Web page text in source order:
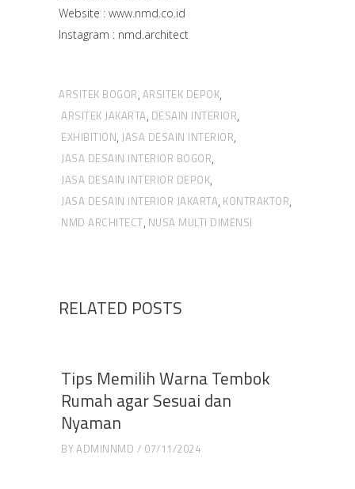
Website : www.nmd.co.id
Instagram : nmd.architect
ARSITEK BOGOR, ARSITEK DEPOK,
ARSITEK JAKARTA, DESAIN INTERIOR,
EXHIBITION, JASA DESAIN INTERIOR,
JASA DESAIN INTERIOR BOGOR,
JASA DESAIN INTERIOR DEPOK,
JASA DESAIN INTERIOR JAKARTA, KONTRAKTOR,
NMD ARCHITECT, NUSA MULTI DIMENSI
RELATED POSTS
Tips Memilih Warna Tembok
Rumah agar Sesuai dan
Nyaman
BYADMINNMD 07/11/2024